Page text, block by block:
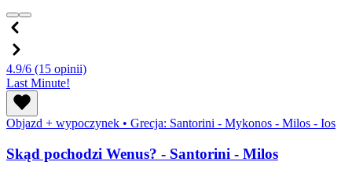
4.9/6 (15 opinii)
Last Minute!
Objazd + wypoczynek • Grecja: Santorini - Mykonos - Milos - Ios
Skąd pochodzi Wenus? - Santorini - Milos